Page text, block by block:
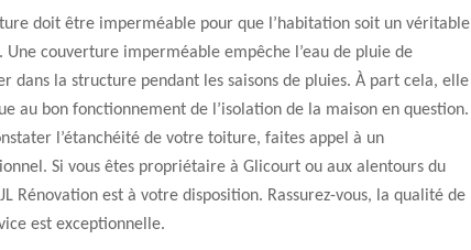
doit être imperméable pour que l’habitation soit un véritable
Une couverture imperméable empêche l’eau de pluie de
dans la structure pendant les saisons de pluies. À part cela, elle
au bon fonctionnement de l’isolation de la maison en question.
l’étanchéité de votre toiture, faites appel à un
Si vous êtes propriétaire à Glicourt ou aux alentours du
Rénovation est à votre disposition. Rassurez-vous, la qualité de
est exceptionnelle.